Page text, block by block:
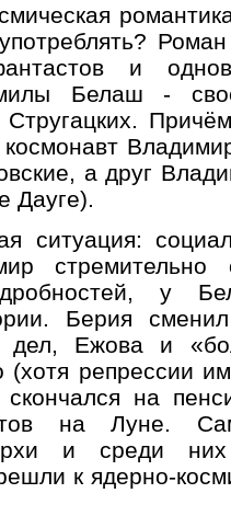
и
Белаш -
а друг
Дауге).
ситуация:
стремительно
у
Берия
дел, Ежова и
(хотя репрессии
на
на Луне.
и среди
к ядерно-